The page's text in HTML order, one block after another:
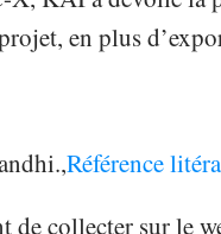
en plus
Référence
collecter sur le